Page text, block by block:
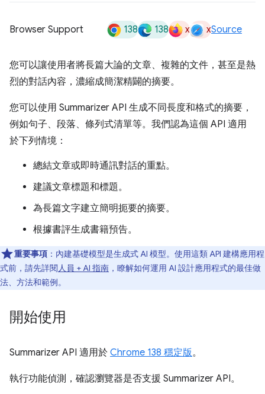
Browser Support 138 138 x xSource
您可以讓使用者將長篇大論的文章、複雜的文件，甚至是熱
烈的對話內容，濃縮成簡潔精闢的摘要。
您可以使用 Summarizer API 生成不同長度和格式的摘要，
例如句子、段落、條列式清單等。我們認為這個 API 適用
於下列情境：
總結文章或即時通訊對話的重點。
建議文章標題和標題。
為長篇文字建立簡明扼要的摘要。
根據書評生成書籍預告。
重要事項 ：內建基礎模型是生成式 AI 模型。使用這類 API 建構應用程
式前，請先詳閱人員 + AI 指南 ，瞭解如何運用 AI 設計應用程式的最佳做
法、方法和範例。
開始使用
Summarizer API 適用於 Chrome 138 穩定版。
執行功能偵測，確認瀏覽器是否支援 Summarizer API。